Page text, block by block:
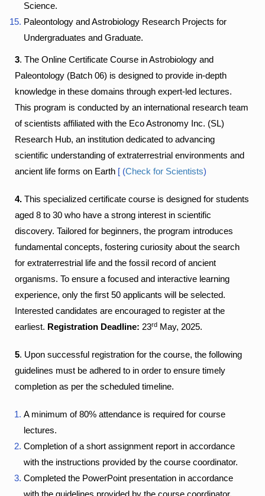
Science.
Paleontology and Astrobiology Research Projects for
Undergraduates and Graduate.
3. The Online Certificate Course in Astrobiology and
Paleontology (Batch 06) is designed to provide in-depth
knowledge in these domains through expert-led lectures.
This program is conducted by an international research team
of scientists affiliated with the Eco Astronomy Inc. (SL)
Research Hub, an institution dedicated to advancing
scientific understanding of extraterrestrial environments and
ancient life forms on Earth [ (Check for Scientists)
4. This specialized certificate course is designed for students
aged 8 to 30 who have a strong interest in scientific
discovery. Tailored for beginners, the program introduces
fundamental concepts, fostering curiosity about the search
for extraterrestrial life and the fossil record of ancient
organisms. To ensure a focused and interactive learning
experience, only the first 50 applicants will be selected.
Interested candidates are encouraged to register at the
earliest. Registration Deadline: 23rd May, 2025.
5. Upon successful registration for the course, the following
guidelines must be adhered to in order to ensure timely
completion as per the scheduled timeline.
A minimum of 80% attendance is required for course
lectures.
Completion of a short assignment report in accordance
with the instructions provided by the course coordinator.
Completed the PowerPoint presentation in accordance